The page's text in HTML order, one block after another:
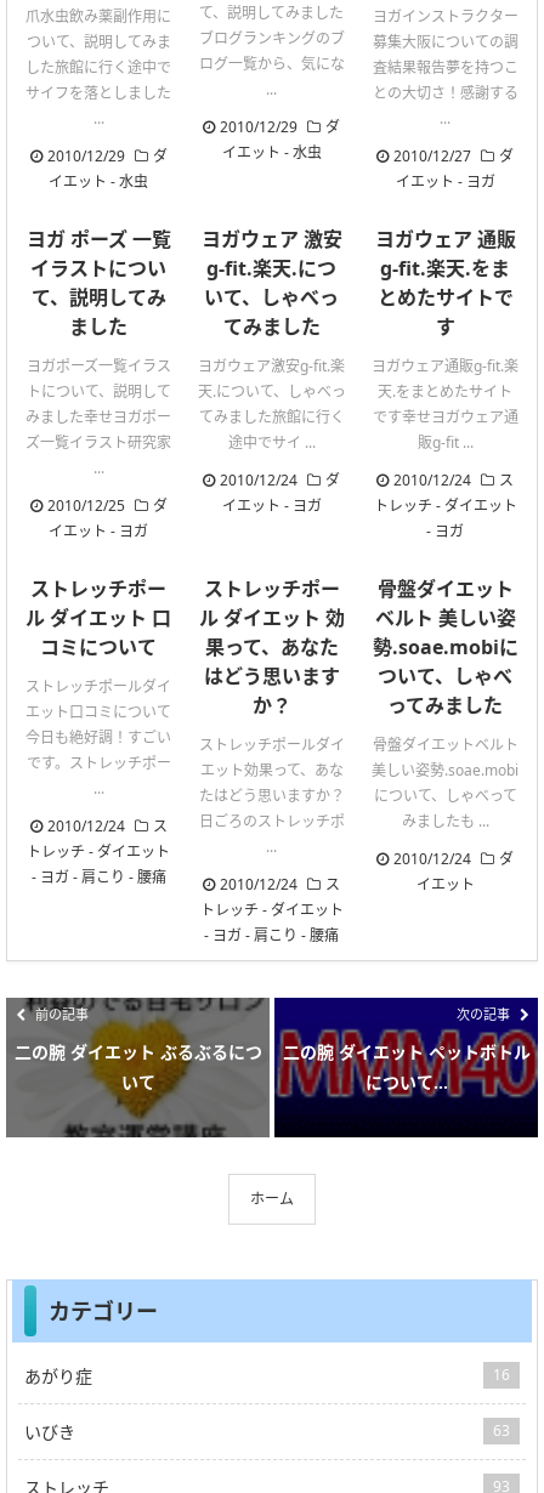
爪水虫飲み薬副作用に
ついて、説明してみま
した旅館に行く途中で
サイフを落としました
...
2010/12/29
ダ
イエット -水虫
て、説明してみました
ブログランキングのブ
ログ一覧から、気にな
...
2010/12/29
ダ
イエット -水虫
ヨガインストラクター
募集大阪についての調
査結果報告夢を持つこ
との大切さ！感謝する
...
2010/12/27
ダ
イエット - ヨガ
ヨガ ポーズ 一覧
イラストについ
て、説明してみ
ました
ヨガポーズ一覧イラス
トについて、説明して
みました幸せヨガポー
ズ一覧イラスト研究家
...
2010/12/25
ダ
イエット - ヨガ
ヨガウェア 激安
g-fit.楽天.につ
いて、しゃべっ
てみました
ヨガウェア激安g-fit.楽
天.について、しゃべっ
てみました旅館に行く
途中でサイ ...
2010/12/24
ダ
イエット - ヨガ
ヨガウェア 通販
g-fit.楽天.をま
とめたサイトで
す
ヨガウェア通販g-fit.楽
天.をまとめたサイト
です幸せヨガウェア通
販g-fit ...
2010/12/24
ス
トレッチ - ダイエット
- ヨガ
ストレッチポー
ル ダイエット 口
コミについて
ストレッチポールダイ
エット口コミについて
今日も絶好調！すごい
です。ストレッチポー
...
2010/12/24
ス
トレッチ - ダイエット
- ヨガ-肩こり -腰痛
ストレッチポー
ル ダイエット 効
果って、あなた
はどう思います
か？
ストレッチポールダイ
エット効果って、あな
たはどう思いますか？
日ごろのストレッチポ
...
2010/12/24
ス
トレッチ - ダイエット
- ヨガ-肩こり -腰痛
骨盤ダイエット
ベルト 美しい姿
勢.soae.mobiに
ついて、しゃべ
ってみました
骨盤ダイエットベルト
美しい姿勢.soae.mobi
について、しゃべって
みましたも ...
2010/12/24
ダ
イエット
前の記事
二の腕 ダイエット ぶるぶるにつ
いて
次の記事
二の腕 ダイエット ペットボトル
について...
ホーム
カテゴリー
あがり症 16
いびき 63
ストレッチ 93